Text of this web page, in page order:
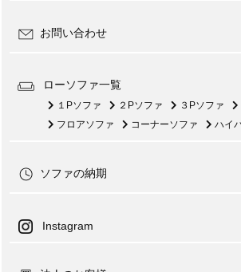
お問い合わせ
ローソファ一覧
１Pソファ ２Pソファ ３Pソファ
フロアソファ
コーナーソファ ハイ
ソファの納期
Instagram